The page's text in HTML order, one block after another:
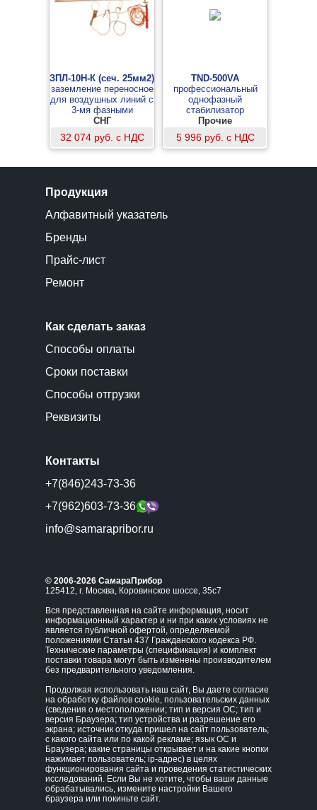
ЗПЛ-10Н-К (сеч. 25мм2)
заземление переносное
для воздушных линий с
3-мя фазными
зажимами в виде колец
и 3-мя штангами
СНГ
32 074 руб. с НДС
TND-500VA
профессиональный
однофазный
стабилизатор
переменного
напряжения мощностью
0,5 кВт
Прочие
5 996 руб. с НДС
Продукция
Алфавитный указатель
Бренды
Прайс-лист
Ремонт
Как сделать заказ
Способы оплаты
Сроки поставки
Способы отгрузки
Реквизиты
Контакты
+7(846)243-73-36
+7(962)603-73-36
info@samarapribor.ru
© 2006-2026 СамараПрибор
125412, г. Москва, Коровинское шоссе, 35с7
Вся представленная на сайте информация, носит
информационный характер и ни при каких условиях не
является публичной офертой, определяемой
положениями Статьи 437 Гражданского кодекса РФ.
Технические параметры (спецификация) и комплект
поставки товара могут быть изменены производителем
без предварительного уведомления.
Продолжая использовать наш сайт, Вы даете согласие
на обработку файлов cookie, пользовательских данных
(сведения о местоположении; тип и версия ОС; тип и
версия Браузера; тип устройства и разрешение его
экрана; источник откуда пришел на сайт пользователь;
с какого сайта или по какой рекламе; язык ОС и
Браузера; какие страницы открывает и на какие кнопки
нажимает пользователь; ip-адрес) в целях
функционирования сайта и проведения статистических
исследований. Если Вы не хотите, чтобы ваши данные
обрабатывались, измените настройки Вашего
браузера или покиньте сайт.